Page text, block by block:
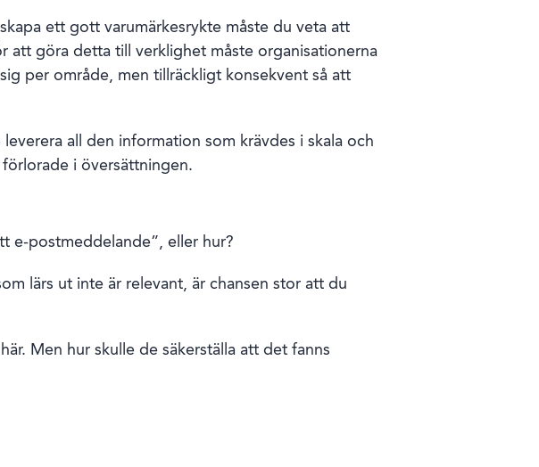
ett gott varumärkesrykte måste du veta att
att göra detta till verklighet måste organisationerna
per område, men tillräckligt konsekvent så att
all den information som krävdes i skala och
i översättningen.
e-postmeddelande”, eller hur?
lärs ut inte är relevant, är chansen stor att du
Men hur skulle de säkerställa att det fanns